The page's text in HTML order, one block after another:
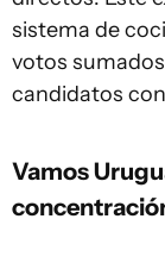
sistema de
votos
candidatos
Vamos